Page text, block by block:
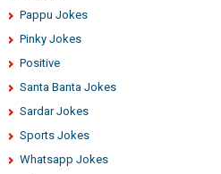
Pappu Jokes
Pinky Jokes
Positive
Santa Banta Jokes
Sardar Jokes
Sports Jokes
Whatsapp Jokes